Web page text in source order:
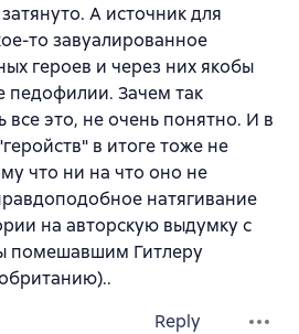
А источник для
то завуалированное
героев и через них якобы
педофилии. Зачем так
это, не очень понятно. И в
в итоге тоже не
что ни на что оно не
натягивание
на авторскую выдумку с
помешавшим Гитлеру
Reply